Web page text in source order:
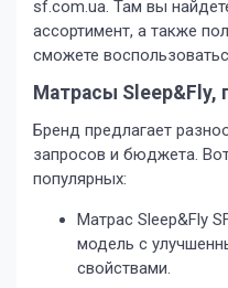
sf.com.ua. Там вы
ассортимент, а также
сможете
Матрасы Sleep&Fly,
Бренд предлагает
запросов и бюджета.
популярных:
Матрас Sleep&Fly
модель с
свойствами.